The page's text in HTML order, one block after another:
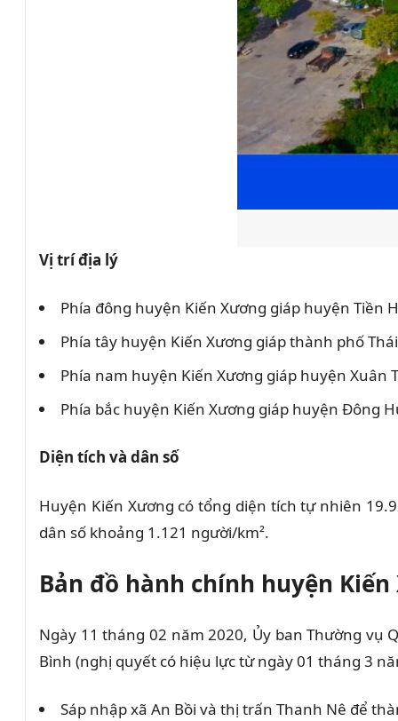
Vị trí địa lý
Phía đông huyện Kiến Xương giáp huyện Tiền
Phía tây huyện Kiến Xương giáp thành phố
Phía nam huyện Kiến Xương giáp huyện
Phía bắc huyện Kiến Xương giáp huyện Đông
Diện tích và dân số
Huyện Kiến Xương có tổng diện tích tự nhiên
dân số khoảng 1.121 người/km².
Bản đồ hành chính huyện
Ngày 11 tháng 02 năm 2020, Ủy ban Thường vụ
Bình (nghị quyết có hiệu lực từ ngày 01 tháng 3
Sáp nhập xã An Bồi và thị trấn Thanh Nê để